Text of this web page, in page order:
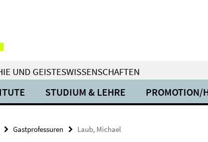
UND GEISTESWISSENSCHAFTEN
STUDIUM & LEHRE PROMOTION/
Gastprofessuren Laub, Michael